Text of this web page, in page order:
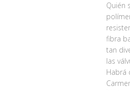
Quién
fibra
tan
las
Habrá